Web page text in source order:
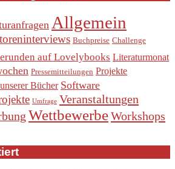
Allgemein
Buchpreise Challenge
auf Lovelybooks Literaturmonat
Pressemitteilungen Projekte
Bücher Software
Umfrage Veranstaltungen
WettbewerbeWorkshops